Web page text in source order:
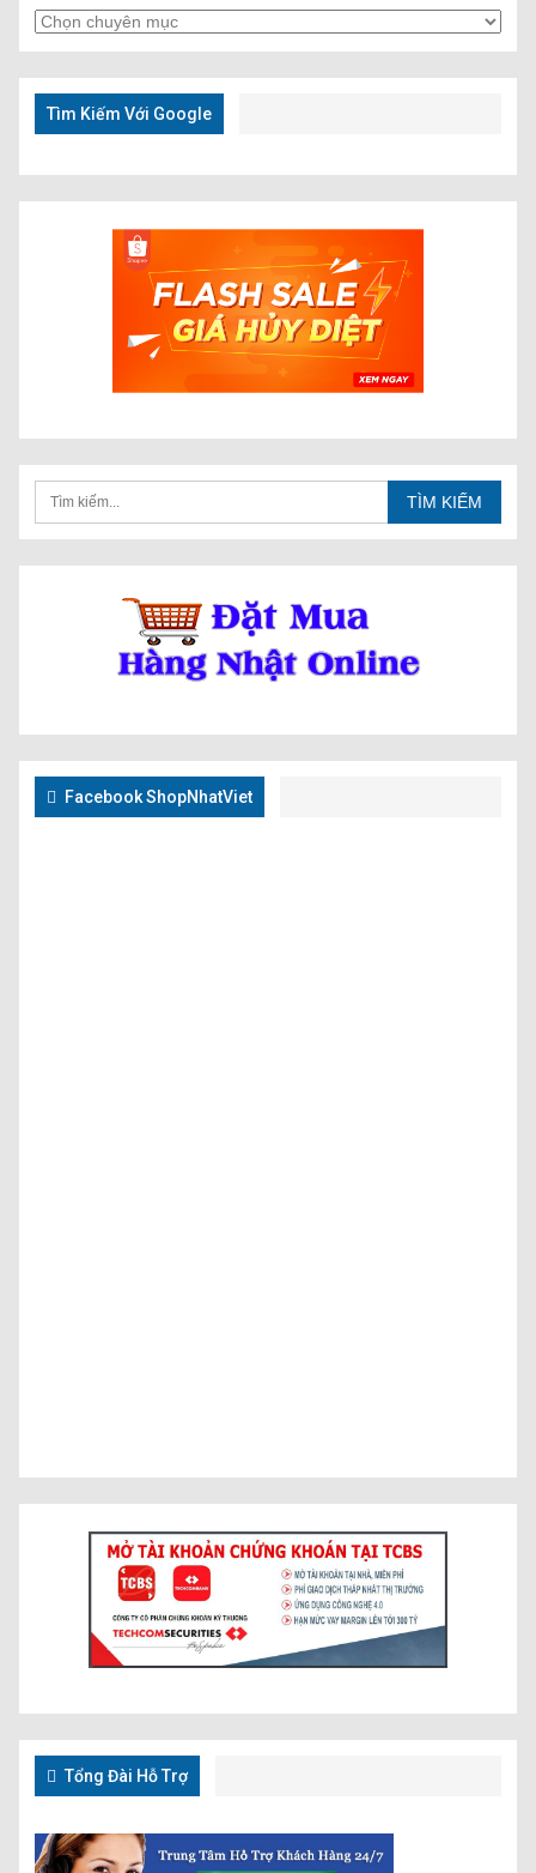
Tìm
Kiếm
Nhanh
Tìm Kiếm Với Google
Facebook ShopNhatViet
Tổng Đài Hỗ Trợ